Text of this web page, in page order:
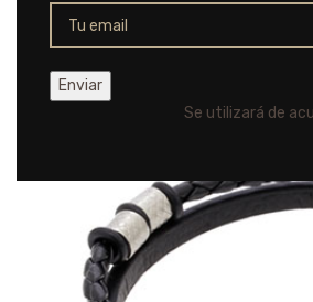
Se utilizará de